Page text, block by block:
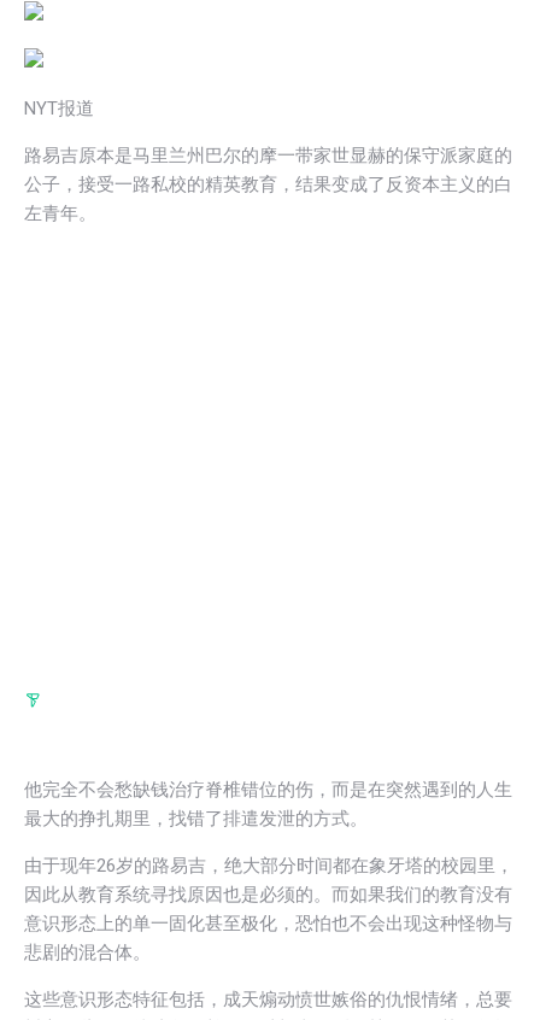
NYT报道
路易吉原本是马里兰州巴尔的摩一带家世显赫的保守派家庭的
公子，接受一路私校的精英教育，结果变成了反资本主义的白
左青年。
他完全不会愁缺钱治疗脊椎错位的伤，而是在突然遇到的人生
最大的挣扎期里，找错了排遣发泄的方式。
由于现年26岁的路易吉，绝大部分时间都在象牙塔的校园里，
因此从教育系统寻找原因也是必须的。而如果我们的教育没有
意识形态上的单一固化甚至极化，恐怕也不会出现这种怪物与
悲剧的混合体。
这些意识形态特征包括，成天煽动愤世嫉俗的仇恨情绪，总要